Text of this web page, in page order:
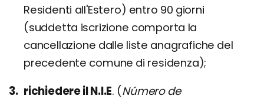
Residenti all'Estero) entro 90 giorni
(suddetta iscrizione comporta la
cancellazione dalle liste anagrafiche del
precedente comune di residenza);
richiedere il N.I.E. (Número de